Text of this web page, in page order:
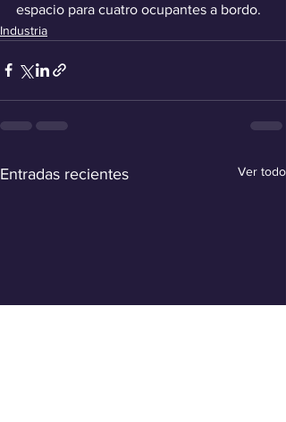
espacio para cuatro ocupantes a bordo.
Industria
Entradas recientes Ver todo